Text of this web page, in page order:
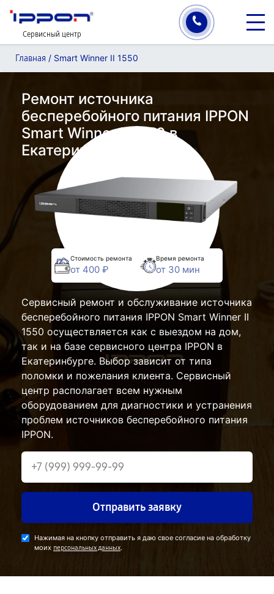
Сервисный центр
Главная / Smart Winner II 1550
Ремонт источника
бесперебойного питания IPPON
Smart Winner II 1550 в
Екатеринбурге
Стоимость ремонта
от 400 ₽
Время ремонта
от 30 мин
Сервисный ремонт и обслуживание источника
бесперебойного питания IPPON Smart Winner II
1550 осуществляется как с выездом на дом,
так и на базе сервисного центра IPPON в
Екатеринбурге. Выбор зависит от типа
поломки и пожелания клиента. Сервисный
центр располагает всем нужным
оборудованием для диагностики и устранения
проблем источников бесперебойного питания
IPPON.
Отправить заявку
Нажимая на кнопку отправить я даю свое согласие на обработку
моих персональных данных.